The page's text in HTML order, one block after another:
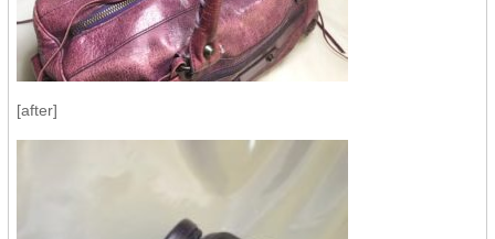
[after]